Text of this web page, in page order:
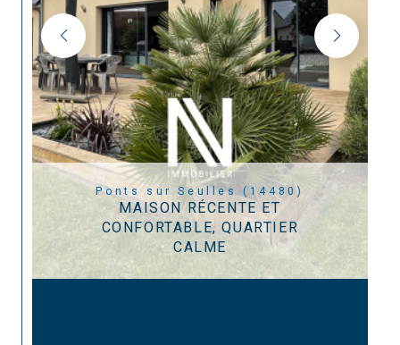
Ponts sur Seulles (14480)
MAISON RÉCENTE ET
CONFORTABLE, QUARTIER
CALME